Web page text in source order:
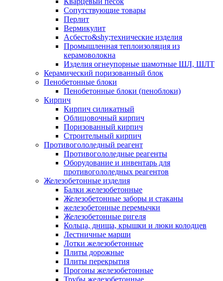
Сопутствующие товары
Перлит
Вермикулит
Асбесто&shy;технические изделия
Промышленная теплоизоляция из
керамоволокна
Изделия огнеупорные шамотные ШЛ, ШЛТ
Керамический поризованный блок
Пенобетонные блоки
Пенобетонные блоки (пеноблоки)
Кирпич
Кирпич силикатный
Облицовочный кирпич
Поризованный кирпич
Строительный кирпич
Противогололедный реагент
Противогололедные реагенты
Оборудование и инвентарь для
противогололедных реагентов
Железобетонные изделия
Балки железобетонные
Железобетонные заборы и стаканы
железобетонные перемычки
Железобетонные ригеля
Кольца, днища, крышки и люки колодцев
Лестничные марши
Лотки железобетонные
Плиты дорожные
Плиты перекрытия
Прогоны железобетонные
Трубы железобетонные